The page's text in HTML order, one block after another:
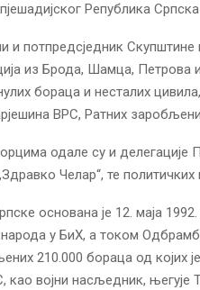
Република
и потпредсједник
из Брода, Шамца, Петрова
бораца и несталих
ВРС, Ратних
одале су и делегације
Челар“, те
основана је 12. маја
у БиХ, а током
210.000 бораца од којих
као војни насљедник,